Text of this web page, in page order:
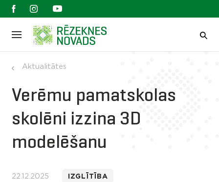
Aktualitātes
Verēmu pamatskolas
skolēni izzina 3D
modelēšanu
22.12.2025 IZGLĪTĪBA